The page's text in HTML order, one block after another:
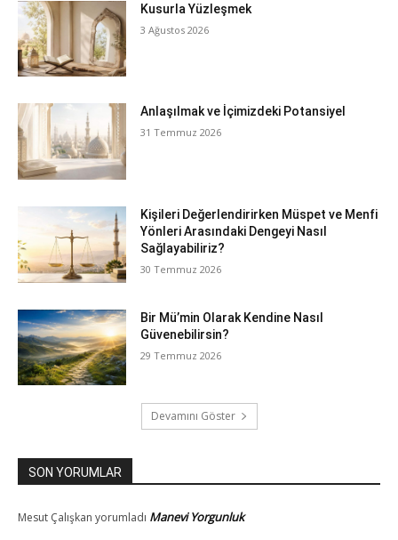
Kusurla Yüzleşmek
3 Ağustos 2026
Anlaşılmak ve İçimizdeki Potansiyel
31 Temmuz 2026
Kişileri Değerlendirirken Müspet ve Menfi
Yönleri Arasındaki Dengeyi Nasıl
Sağlayabiliriz?
30 Temmuz 2026
Bir Mü’min Olarak Kendine Nasıl
Güvenebilirsin?
29 Temmuz 2026
Devamını Göster
SON YORUMLAR
Mesut Çalışkan yorumladı Manevi Yorgunluk